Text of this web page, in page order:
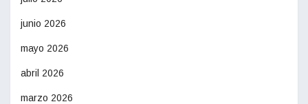
junio 2026
mayo 2026
abril 2026
marzo 2026